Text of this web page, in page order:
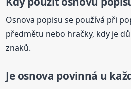
Osnova popisu se používá při
předmětu nebo hračky, kdy je
znaků.
Je osnova povinná u